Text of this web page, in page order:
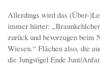
Allerdings wird das (Über-
immer härter:
zurück und bevorzugen beim
Wiesen.“ Flächen also, die
die Jungvögel Ende Juni/